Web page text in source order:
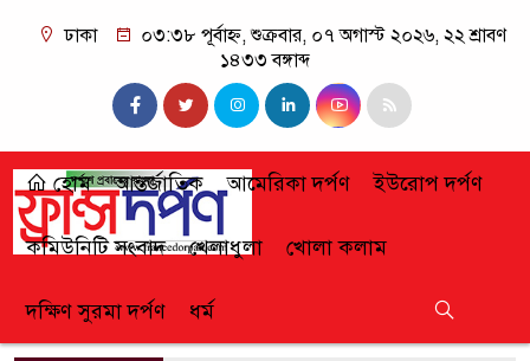
ঢাকা
০৩:৩৮ পূর্বাহ্ন, শুক্রবার, ০৭ অগাস্ট ২০২৬, ২২ শ্রাবণ
১৪৩৩ বঙ্গাব্দ
হোম আন্তর্জাতিক আমেরিকা দর্পণ ইউরোপ দর্পণ
কমিউনিটি সংবাদ খেলাধুলা খোলা কলাম
দক্ষিণ সুরমা দর্পণ ধর্ম